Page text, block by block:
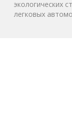
экологических
легковых